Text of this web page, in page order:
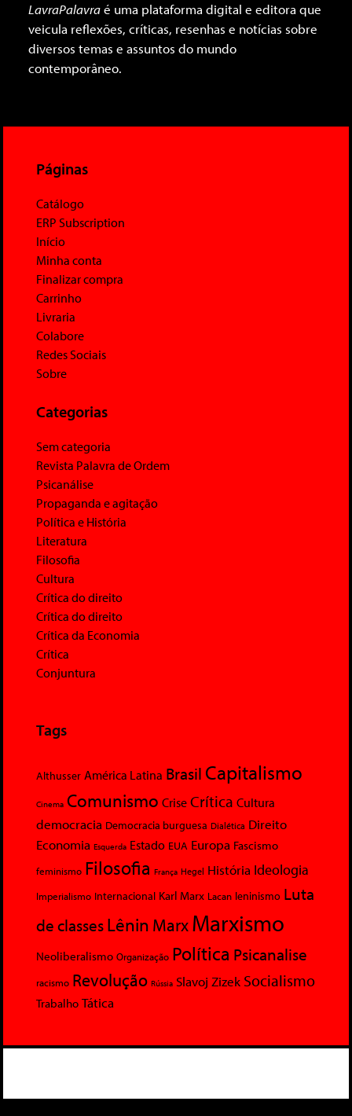
LavraPalavraé uma plataforma digital e editora que
veicula reflexões, críticas, resenhas e notícias sobre
diversos temas e assuntos do mundo
contemporâneo.
Páginas
Catálogo
ERP Subscription
Início
Minha conta
Finalizar compra
Carrinho
Livraria
Colabore
Redes Sociais
Sobre
Categorias
Sem categoria
Revista Palavra de Ordem
Psicanálise
Propaganda e agitação
Política e História
Literatura
Filosofia
Cultura
Crítica do direito
Crítica do direito
Crítica da Economia
Crítica
Conjuntura
Tags
Althusser América Latina Brasil Capitalismo
Cinema Comunismo Crise Crítica Cultura
democracia Democracia burguesa Dialética Direito
Economia Esquerda Estado EUA Europa Fascismo
feminismo Filosofia França Hegel História Ideologia
Imperialismo Internacional Karl Marx Lacan leninismo Luta
de classesLênin MarxMarxismo
Neoliberalismo Organização Política Psicanalise
racismo Revolução Rússia Slavoj Zizek Socialismo
Trabalho Tática